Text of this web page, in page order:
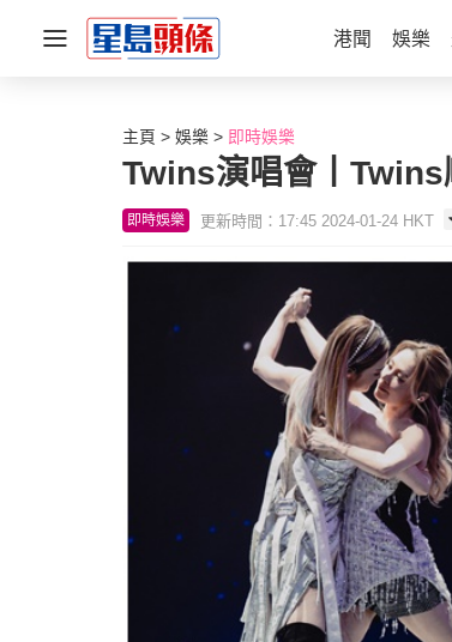
港聞 娛樂
主頁 娛樂 即時娛樂
Twins演唱會丨Twins
即時娛樂 更新時間：17:45 2024-01-24 HKT